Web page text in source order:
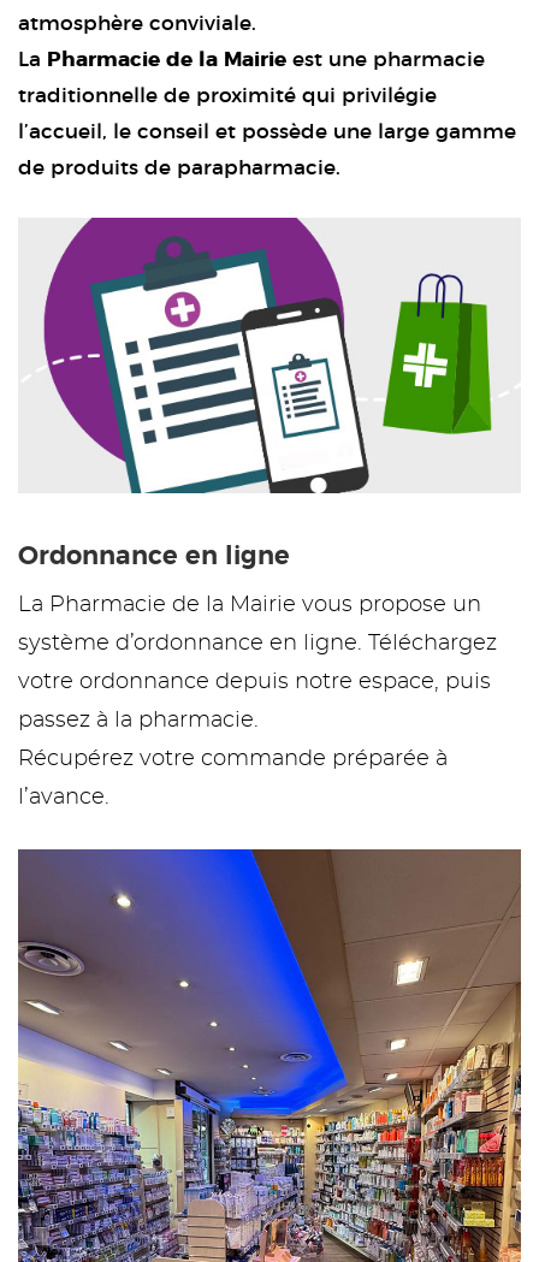
atmosphère conviviale.
La
Pharmacie de la Mairie est une pharmacie
traditionnelle de proximité qui privilégie
l’accueil, le conseil et possède une large gamme
de produits de parapharmacie.
Ordonnance en ligne
La Pharmacie de la Mairie vous propose un
système d’ordonnance en ligne. Téléchargez
votre ordonnance depuis notre espace, puis
passez à la pharmacie.
Récupérez votre commande préparée à
l’avance.